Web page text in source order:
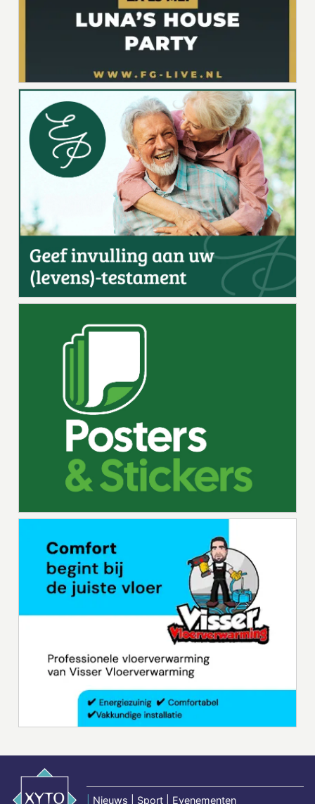
Nieuws | Sport | Evenementen